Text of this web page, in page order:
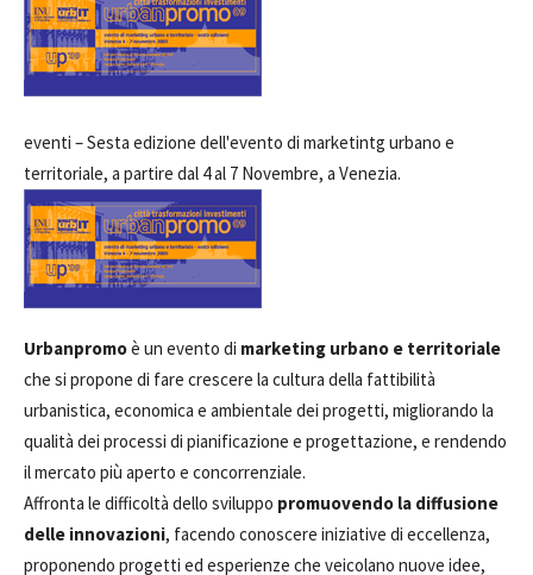
eventi –Sesta edizione dell'evento di marketintg urbano e
territoriale, a partire dal 4 al 7 Novembre, a Venezia.
Urbanpromoè un evento di marketing urbano e territoriale
che si propone di fare crescere la cultura della fattibilità
urbanistica, economica e ambientale dei progetti, migliorando la
qualità dei processi di pianificazione e progettazione, e rendendo
il mercato più aperto e concorrenziale.
Affronta le difficoltà dello sviluppo promuovendo la diffusione
delle innovazioni, facendo conoscere iniziative di eccellenza,
proponendo progetti ed esperienze che veicolano nuove idee,